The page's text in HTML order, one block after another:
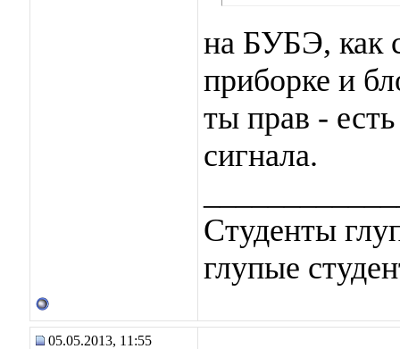
на БУБЭ, как
приборке и
ты прав - есть
сигнала.
Студенты
глупые
05.05.2013, 11:55